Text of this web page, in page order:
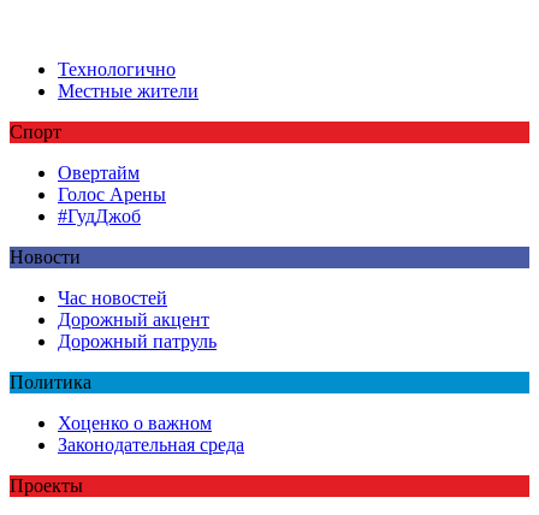
Технологично
Местные жители
Спорт
Овертайм
Голос Арены
#ГудДжоб
Новости
Час новостей
Дорожный акцент
Дорожный патруль
Политика
Хоценко о важном
Законодательная среда
Проекты